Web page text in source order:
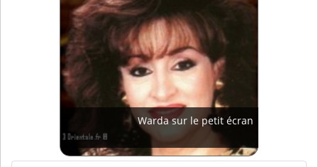
Warda sur le petit écran